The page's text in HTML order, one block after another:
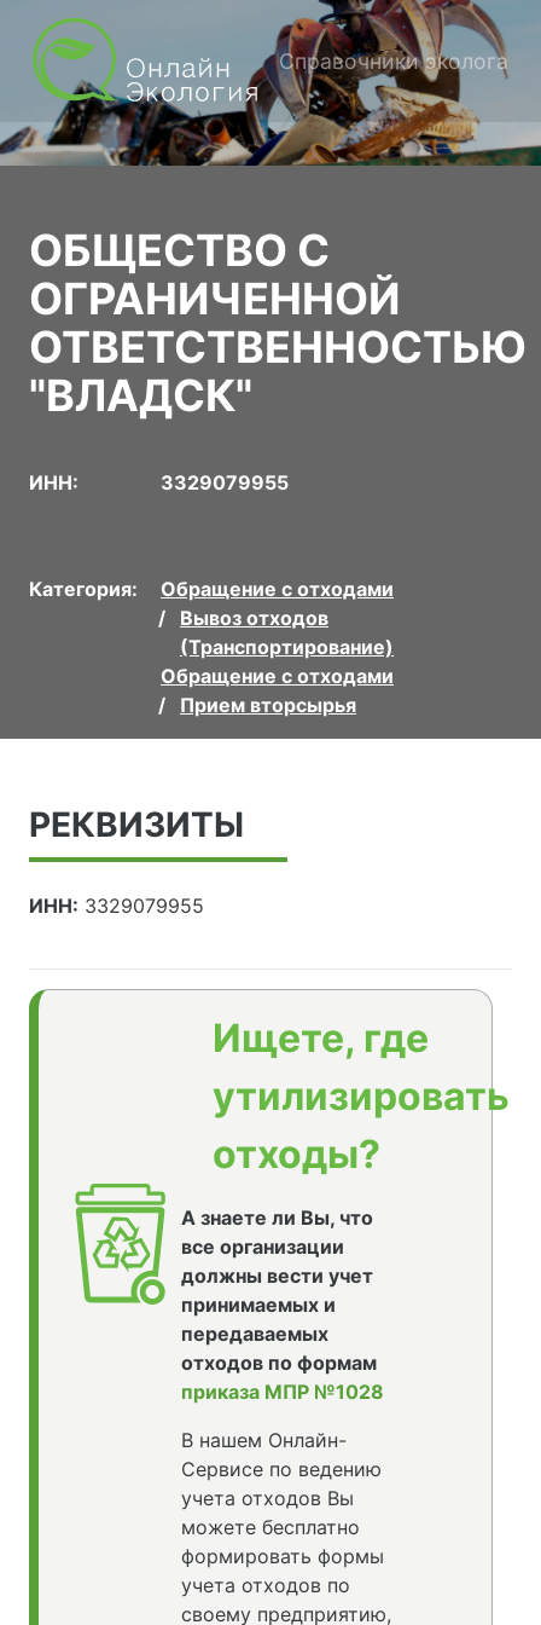
Справочники эколога
ОБЩЕСТВО С
ОГРАНИЧЕННОЙ
ОТВЕТСТВЕННОСТЬЮ
"ВЛАДСК"
ИНН: 3329079955
Категория:
Обращение с отходами
Вывоз отходов
(Транспортирование)
Обращение с отходами
Прием вторсырья
РЕКВИЗИТЫ
ИНН: 3329079955
Ищете, где
утилизировать
отходы?
А знаете ли Вы, что
все организации
должны вести учет
принимаемых и
передаваемых
отходов по формам
приказа МПР №1028
В нашем Онлайн-
Сервисе по ведению
учета отходов Вы
можете бесплатно
формировать формы
учета отходов по
своему предприятию,